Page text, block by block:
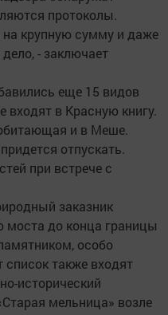
протоколы.
крупную сумму и даже
- заключает
еще 15 видов
входят в Красную книгу.
и в Меше.
отпускать.
при встрече с
заказник
моста до конца границы
особо
также входят
исторический
мельница» возле